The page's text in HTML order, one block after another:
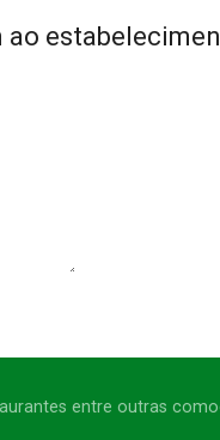
ao
entre outras